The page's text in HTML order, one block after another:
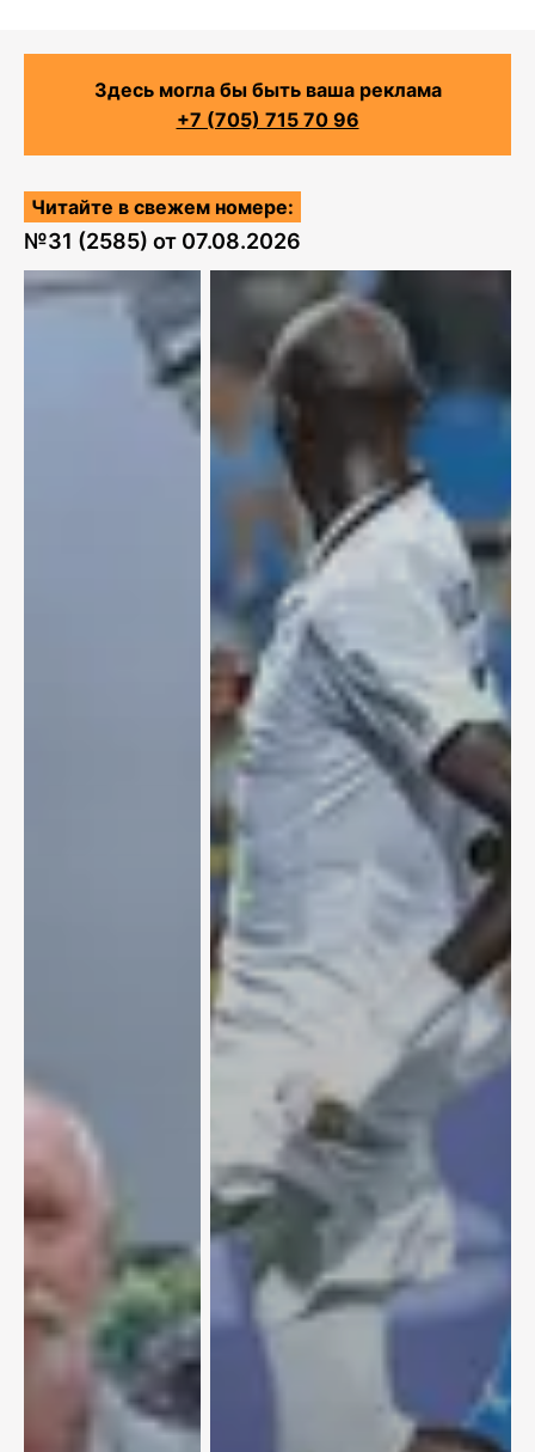
Здесь могла бы быть ваша реклама
+7 (705) 715 70 96
Читайте в свежем номере:
№31 (2585) от 07.08.2026